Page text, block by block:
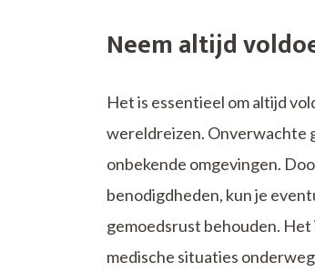
Neem altijd
Het is essentieel om altijd
wereldreizen. Onverwachte
onbekende omgevingen.
benodigdheden, kun je
gemoedsrust behouden. Het
medische situaties